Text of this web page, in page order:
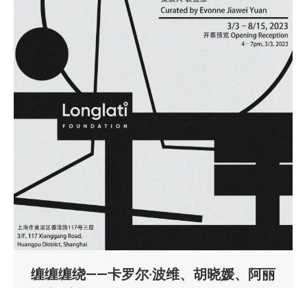
缠缠缠绕——卡罗尔·波维、胡晓媛、阿丽